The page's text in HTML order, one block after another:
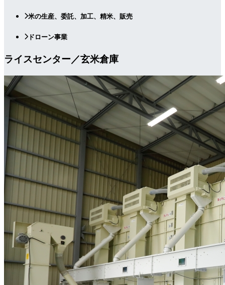
米の生産、委託、加工、精米、販売
ドローン事業
ライスセンター／玄米倉庫